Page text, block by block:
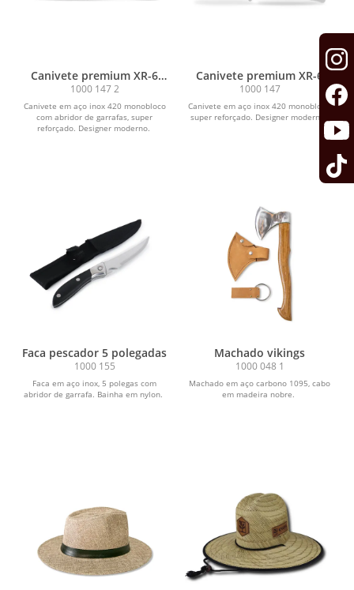
Canivete premium XR-6
com abridor de garrafa
1000 147 2
Canivete em aço inox 420 monobloco
com abridor de garrafas, super
reforçado. Designer moderno.
Canivete premium XR-6
1000 147
Canivete em aço inox 420 monobloco,
super reforçado. Designer moderno.
Faca pescador 5 polegadas
1000 155
Faca em aço inox, 5 polegas com
abridor de garrafa. Bainha em nylon.
Machado vikings
1000 048 1
Machado em aço carbono 1095, cabo
em madeira nobre.